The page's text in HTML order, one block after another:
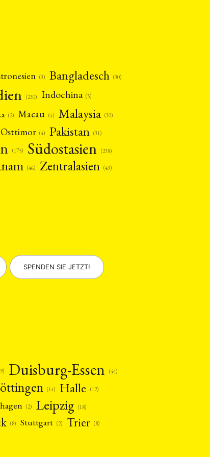
(3) Bangladesch (30)
(230) Indochina (5)
(2) Macau (4) Malaysia (30)
Osttimor (4) Pakistan (31)
(175) Südostasien (238)
(46) Zentralasien (43)
SPENDEN SIE JETZT!
Duisburg-Essen (44)
(14) Halle (12)
(2) Leipzig (18)
(8) Stuttgart (2) Trier (8)